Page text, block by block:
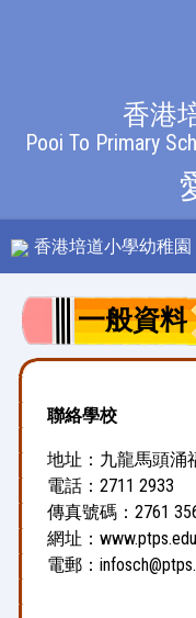
香港
Pooi To Primary
香港培道小學幼稚園
一般資料
聯絡學校
地址：九龍馬頭涌
電話：2711 2933
傳真號碼：2761
網址：
電郵：